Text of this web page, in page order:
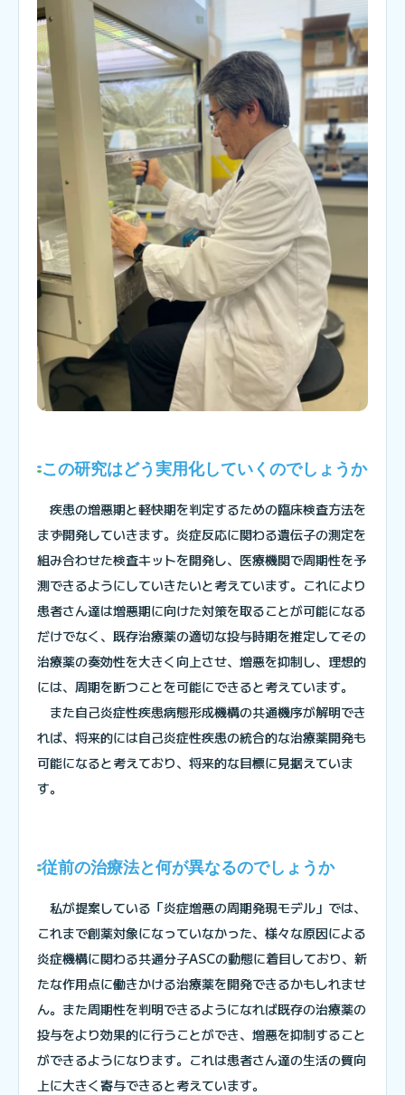
この研究はどう実用化していくのでしょうか
疾患の増悪期と軽快期を判定するための臨床検査方法を
まず開発していきます。炎症反応に関わる遺伝子の測定を
組み合わせた検査キットを開発し、医療機関で周期性を予
測できるようにしていきたいと考えています。これにより
患者さん達は増悪期に向けた対策を取ることが可能になる
だけでなく、既存治療薬の適切な投与時期を推定してその
治療薬の奏効性を大きく向上させ、増悪を抑制し、理想的
には、周期を断つことを可能にできると考えています。
また自己炎症性疾患病態形成機構の共通機序が解明でき
れば、将来的には自己炎症性疾患の統合的な治療薬開発も
可能になると考えており、将来的な目標に見据えていま
す。
従前の治療法と何が異なるのでしょうか
私が提案している「炎症増悪の周期発現モデル」では、
これまで創薬対象になっていなかった、様々な原因による
炎症機構に関わる共通分子ASCの動態に着目しており、新
たな作用点に働きかける治療薬を開発できるかもしれませ
ん。また周期性を判明できるようになれば既存の治療薬の
投与をより効果的に行うことができ、増悪を抑制すること
ができるようになります。これは患者さん達の生活の質向
上に大きく寄与できると考えています。